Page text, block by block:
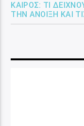
ΚΑΙΡΌΣ: ΤΙ
ΤΗΝ ΆΝΟΙΞΗ ΚΑΙ